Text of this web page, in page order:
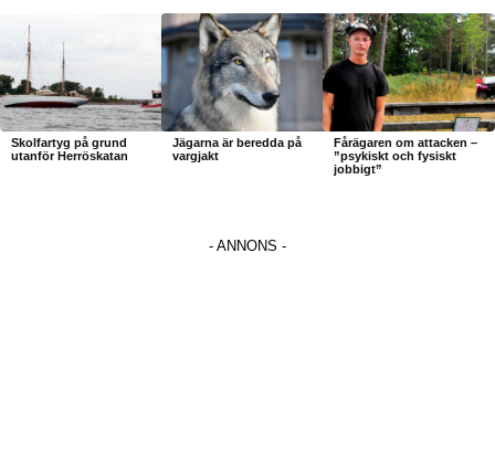
Skolfartyg på grund
utanför Herröskatan
Jägarna är beredda på
vargjakt
Fårägaren om attacken –
”psykiskt och fysiskt
jobbigt”